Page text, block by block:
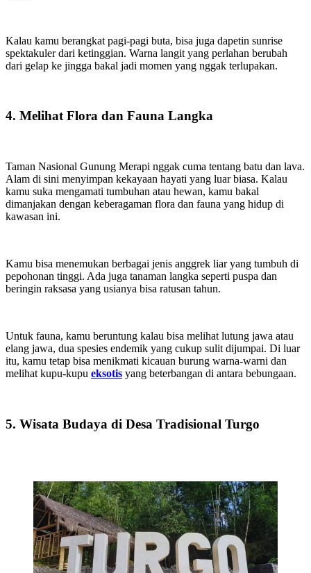
Kalau kamu berangkat pagi-pagi buta, bisa juga dapetin sunrise
spektakuler dari ketinggian. Warna langit yang perlahan berubah
dari gelap ke jingga bakal jadi momen yang nggak terlupakan.
4. Melihat Flora dan Fauna Langka
Taman Nasional Gunung Merapi nggak cuma tentang batu dan lava.
Alam di sini menyimpan kekayaan hayati yang luar biasa. Kalau
kamu suka mengamati tumbuhan atau hewan, kamu bakal
dimanjakan dengan keberagaman flora dan fauna yang hidup di
kawasan ini.
Kamu bisa menemukan berbagai jenis anggrek liar yang tumbuh di
pepohonan tinggi. Ada juga tanaman langka seperti puspa dan
beringin raksasa yang usianya bisa ratusan tahun.
Untuk fauna, kamu beruntung kalau bisa melihat lutung jawa atau
elang jawa, dua spesies endemik yang cukup sulit dijumpai. Di luar
itu, kamu tetap bisa menikmati kicauan burung warna-warni dan
melihat kupu-kupu eksotis yang beterbangan di antara bebungaan.
5. Wisata Budaya di Desa Tradisional Turgo